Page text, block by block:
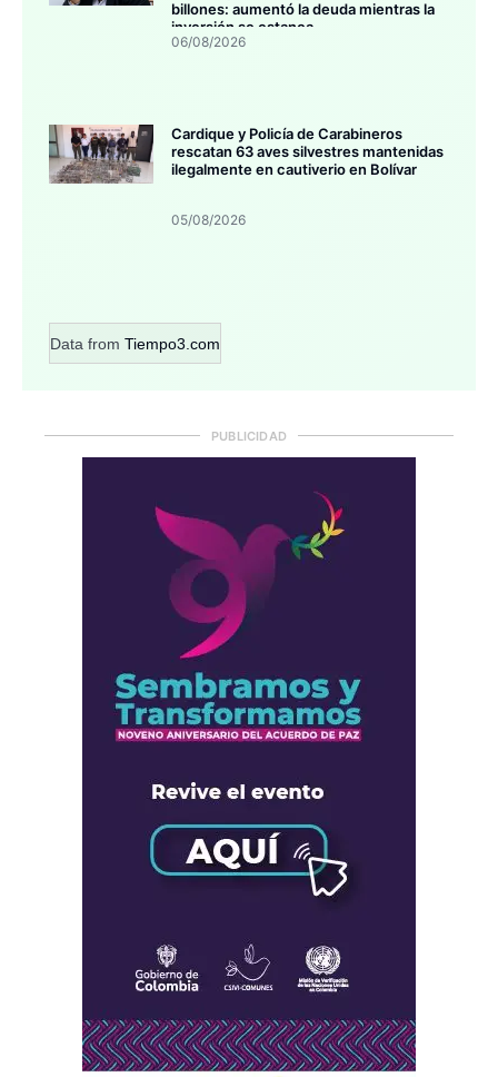
billones: aumentó la deuda mientras la
inversión se estanca
06/08/2026
Cardique y Policía de Carabineros
rescatan 63 aves silvestres mantenidas
ilegalmente en cautiverio en Bolívar
05/08/2026
Data from Tiempo3.com
PUBLICIDAD